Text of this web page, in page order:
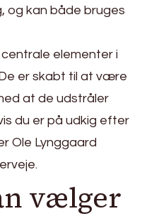
og kan både bruges
elementer i
er skabt til at være
at de udstråler
du er på udkig efter
Ole Lynggaard
vælger